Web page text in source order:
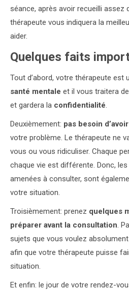
séance, après avoir recueilli assez
thérapeute vous indiquera la
aider.
Quelques faits
Tout d’abord, votre thérapeute est
santé mentale et il vous traitera
et gardera la confidentialité.
Deuxièmement: pas besoin
votre problème. Le thérapeute ne
vous ou vous ridiculiser. Chaque
chaque vie est différente. Donc,
amenées à consulter, sont
votre situation.
Troisièmement: prenez quelques
préparer avant la consultation.
sujets que vous voulez
afin que votre thérapeute puisse
situation.
Et enfin: le jour de votre rendez-